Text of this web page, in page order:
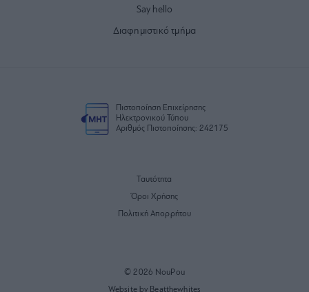
Say hello
Διαφημιστικό τμήμα
Πιστοποίηση Επιχείρησης
Ηλεκτρονικού Τύπου
Αριθμός Πιστοποίησης: 242175
Ταυτότητα
Όροι Χρήσης
Πολιτική Απορρήτου
© 2026 NouPou
Website by Beatthewhites